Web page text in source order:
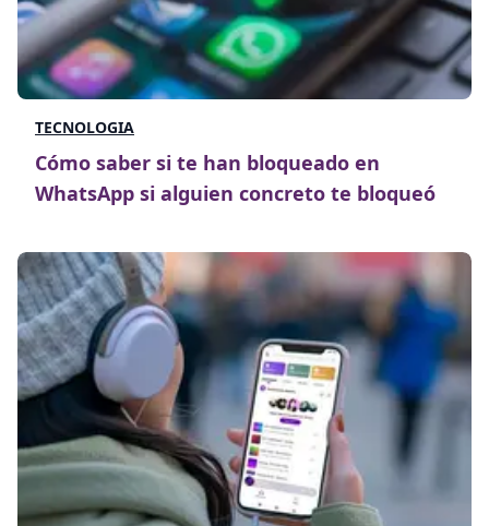
TECNOLOGIA
Cómo saber si te han bloqueado en
WhatsApp si alguien concreto te bloqueó